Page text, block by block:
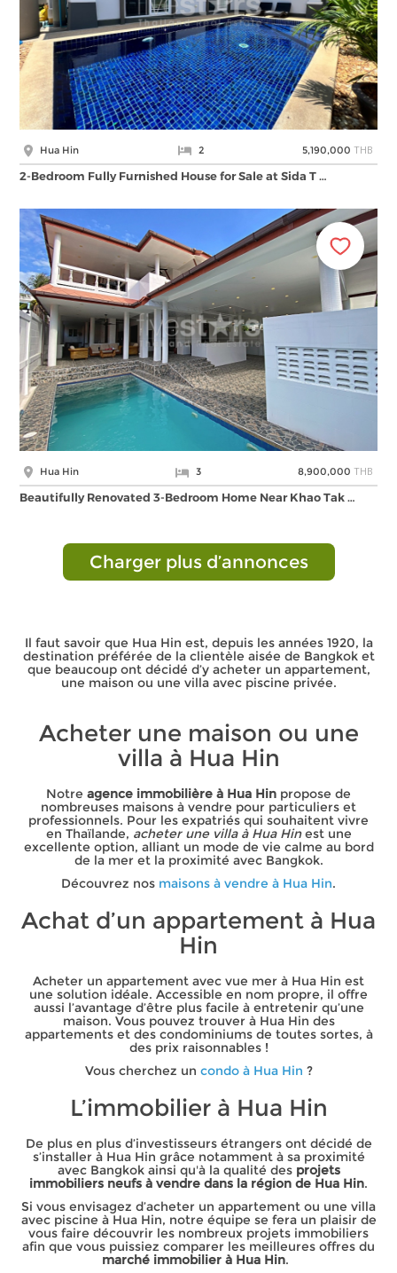
Hua Hin 2 5,190,000 THB
2-Bedroom Fully Furnished House for Sale at Sida T …
Hua Hin 3 8,900,000 THB
Beautifully Renovated 3-Bedroom Home Near Khao Tak …
Charger plus d’annonces
Il faut savoir que Hua Hin est, depuis les années 1920, la
destination préférée de la clientèle aisée de Bangkok et
que beaucoup ont décidé d’y acheter un appartement,
une maison ou une villa avec piscine privée.
Acheter une maison ou une
villa à Hua Hin
Notre agence immobilière à Hua Hin propose de
nombreuses maisons à vendre pour particuliers et
professionnels. Pour les expatriés qui souhaitent vivre
en Thaïlande, acheter une villa à Hua Hinest une
excellente option, alliant un mode de vie calme au bord
de la mer et la proximité avec Bangkok.
Découvrez nos maisons à vendre à Hua Hin.
Achat d’un appartement à Hua
Hin
Acheter un appartement avec vue mer à Hua Hin est
une solution idéale. Accessible en nom propre, il offre
aussi l’avantage d’être plus facile à entretenir qu’une
maison. Vous pouvez trouver à Hua Hin des
appartements et des condominiums de toutes sortes, à
des prix raisonnables !
Vous cherchez un condo à Hua Hin ?
L’immobilier à Hua Hin
De plus en plus d’investisseurs étrangers ont décidé de
s’installer à Hua Hin grâce notamment à sa proximité
avec Bangkok ainsi qu'à la qualité des projets
immobiliers neufs à vendre dans la région de Hua Hin.
Si vous envisagez d’acheter un appartement ou une villa
avec piscine à Hua Hin, notre équipe se fera un plaisir de
vous faire découvrir les nombreux projets immobiliers
afin que vous puissiez comparer les meilleures offres du
marché immobilier à Hua Hin.